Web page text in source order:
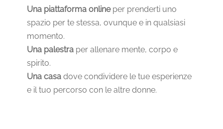
Una piattaforma onlineper prenderti uno
spazio per te stessa, ovunque e in qualsiasi
momento.
Una palestraper allenare mente, corpo e
spirito.
Una casadove condividere le tue esperienze
e il tuo percorso con le altre donne.